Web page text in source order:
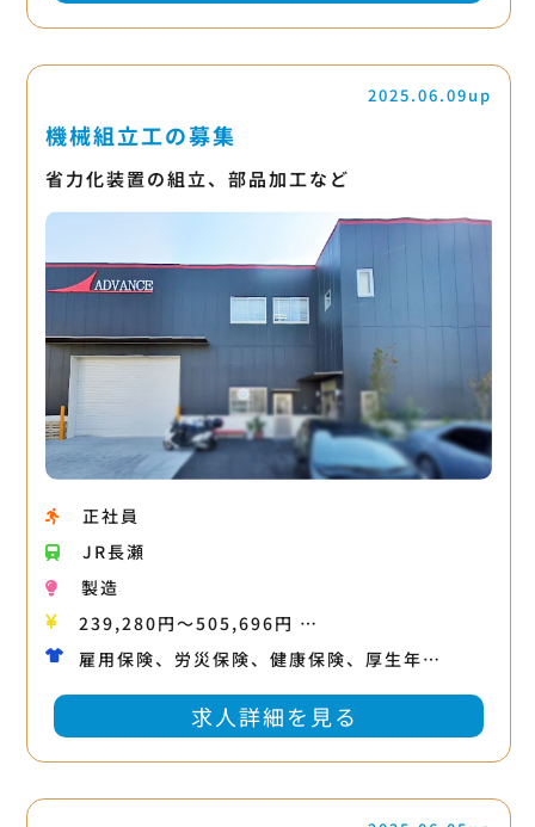
2025.06.09up
機械組立工の募集
省力化装置の組立、部品加工など
正社員
JR長瀬
製造
239,280円〜505,696円 …
雇用保険、労災保険、健康保険、厚生年…
求人詳細を見る